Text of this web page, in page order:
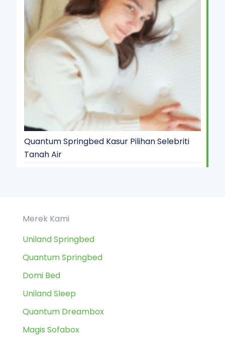
Quantum Springbed Kasur Pilihan Selebriti
Tanah Air
Merek Kami
Uniland Springbed
Quantum Springbed
Domi Bed
Uniland Sleep
Quantum Dreambox
Magis Sofabox